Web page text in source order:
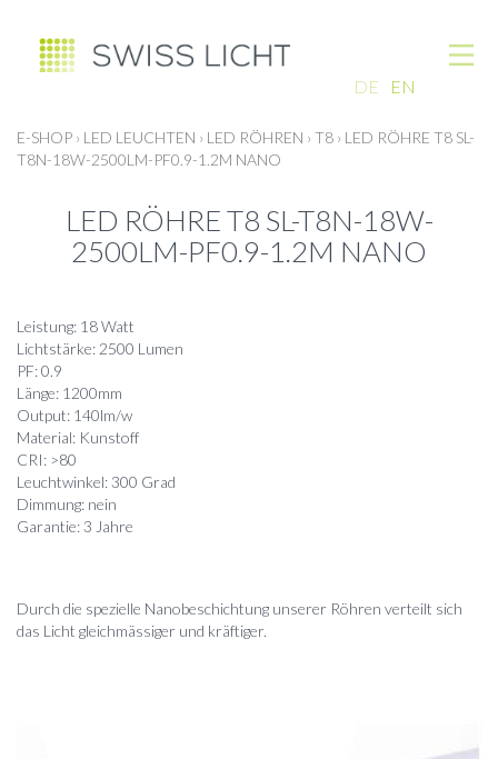
DE EN
E-SHOP › LED LEUCHTEN › LED RÖHREN › T8 › LED RÖHRE T8 SL-
T8N-18W-2500LM-PF0.9-1.2M NANO
LED RÖHRE T8 SL-T8N-18W-
2500LM-PF0.9-1.2M NANO
Leistung: 18 Watt
Lichtstärke: 2500 Lumen
PF: 0.9
Länge: 1200mm
Output: 140lm/w
Material: Kunstoff
CRI: >80
Leuchtwinkel: 300 Grad
Dimmung: nein
Garantie: 3 Jahre
Durch die spezielle Nanobeschichtung unserer Röhren verteilt sich
das Licht gleichmässiger und kräftiger.